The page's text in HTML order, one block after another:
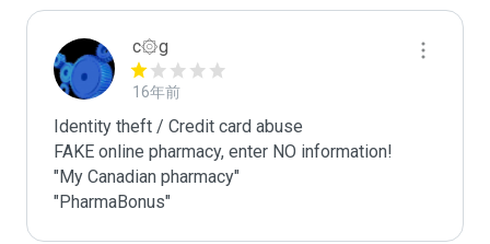
c۞g
16年前
Identity theft / Credit card abuse
FAKE online pharmacy, enter NO information!
"My Canadian pharmacy"
"PharmaBonus"